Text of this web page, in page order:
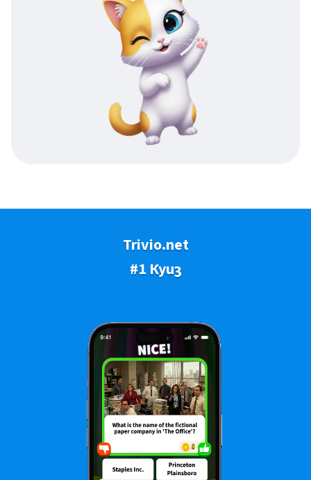
Trivio.net
#1 Куиз